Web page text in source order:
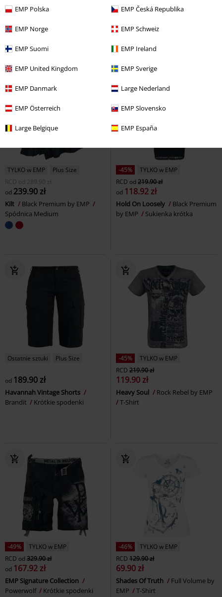
EMP Polska EMP Česká Republika
EMP Norge EMP Schweiz
EMP Suomi EMP Ireland
EMP United Kingdom EMP Sverige
EMP Danmark Large Nederland
EMP Österreich EMP Slovensko
Large Belgique EMP España
od
EMP Signature Collection
Krótkie spodenki
od 139.90 zł
EMP Signature Collection
Metallica
T-Shirt
TYLKO w EMP
Plus Size
RCD
od 289.90 zł
od 239.90 zł
Kilt
Black Premium by EMP
Spódnica Medium
-45%
TYLKO w EMP
RCD od 219.90 zł
od 118.92 zł
Hold On Loosely
Black Premium
by EMP
Sukienka krótka
Ostatnie sztuki Plus Size
od 189.90 zł
Havannah Vintage Shorts
Brandit
Krótkie spodenki
-45%
TYLKO w EMP
RCD 219.90 zł
119.90 zł
Heavy Soul
Rock Rebel by EMP
T-Shirt
-49%
TYLKO w EMP
RCD od 329.90 zł
od 167.92 zł
EMP Signature Collection
Powerwolf
Krótkie spodenki
-46%
TYLKO w EMP
RCD 129.90 zł
69.90 zł
Shades Of Truth
Full Volume by
EMP
T-Shirt